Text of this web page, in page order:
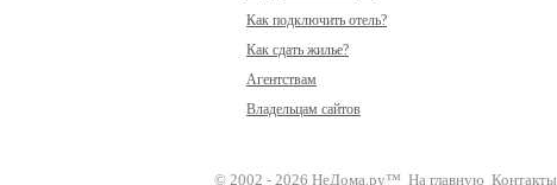
Как подключить отель?
Как сдать жилье?
Агентствам
Владельцам сайтов
© 2002 - 2026 НеДома.ру™ На главную Контакты